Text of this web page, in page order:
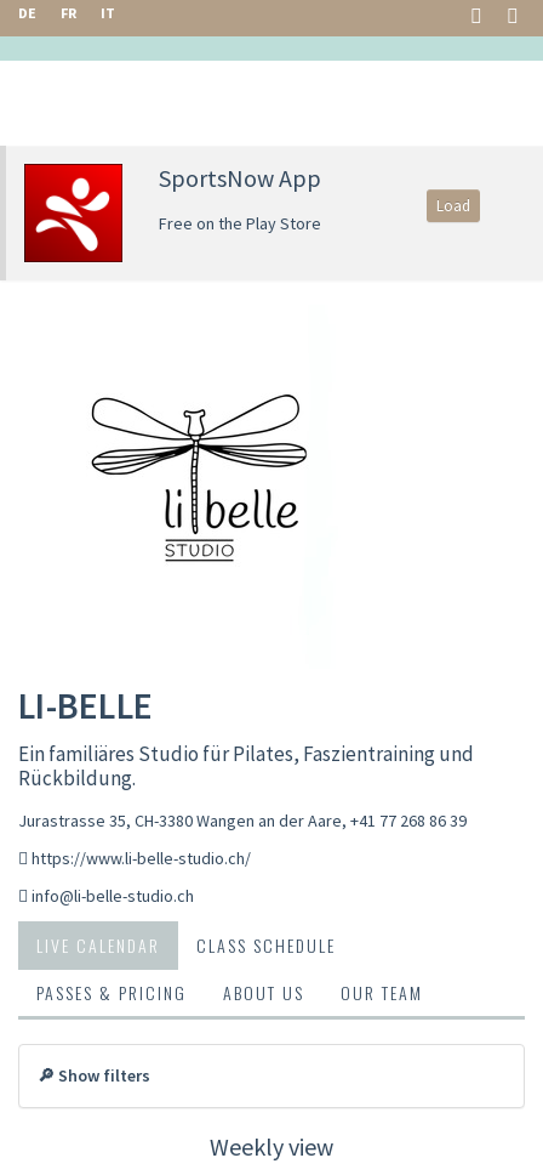
DE FR IT
SportsNow App
Free on the Play Store
Load
LI-BELLE
Ein familiäres Studio für Pilates, Faszientraining und
Rückbildung.
Jurastrasse 35, CH-3380 Wangen an der Aare, +41 77 268 86 39
https://www.li-belle-studio.ch/
info@li-belle-studio.ch
LIVE CALENDAR
CLASS SCHEDULE
PASSES & PRICING
ABOUT US OUR TEAM
🔎 Show filters
Weekly view